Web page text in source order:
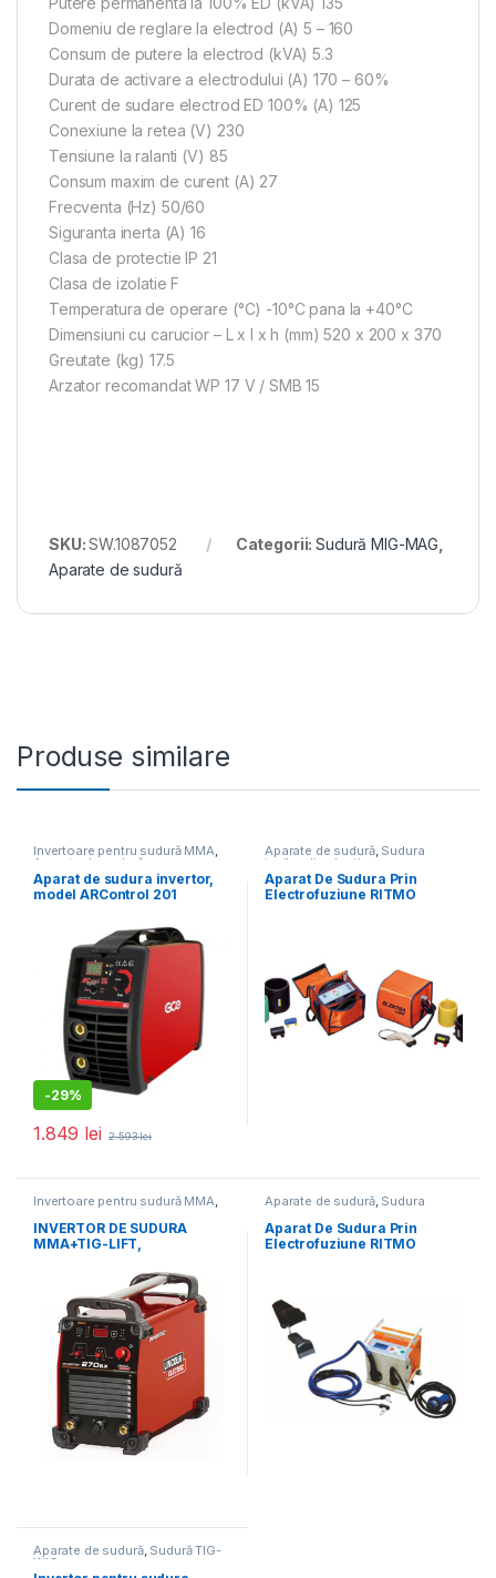
Domeniu de reglare la electrod (A) 5 – 160
Consum de putere la electrod (kVA) 5.3
Durata de activare a electrodului (A) 170 – 60%
Curent de sudare electrod ED 100% (A) 125
Conexiune la retea (V) 230
Tensiune la ralanti (V) 85
Consum maxim de curent (A) 27
Frecventa (Hz) 50/60
Siguranta inerta (A) 16
Clasa de protectie IP 21
Clasa de izolatie F
Temperatura de operare (°C) -10°C pana la +40°C
Dimensiuni cu carucior – L x I x h (mm) 520 x 200 x 370
Greutate (kg) 17.5
Arzator recomandat WP 17 V / SMB 15
SKU:SW.1087052 Categorii:Sudură MIG-MAG,
Aparate de sudură
Produse similare
Invertoare pentru sudură MMA,
Aparate de sudură
Aparat de sudura invertor,
model ARControl 201
-29%
1.849 lei 2.593lei
Aparate de sudură, Sudura
țevilor din plastic
Aparat De Sudura Prin
Electrofuziune RITMO
Invertoare pentru sudură MMA,
Aparate de sudură
INVERTOR DE SUDURA
MMA+TIG-LIFT,
TRIFAZAT, Imax=270A
Aparate de sudură, Sudura
țevilor din plastic
Aparat De Sudura Prin
Electrofuziune RITMO
Aparate de sudură, Sudură TIG-
WIG